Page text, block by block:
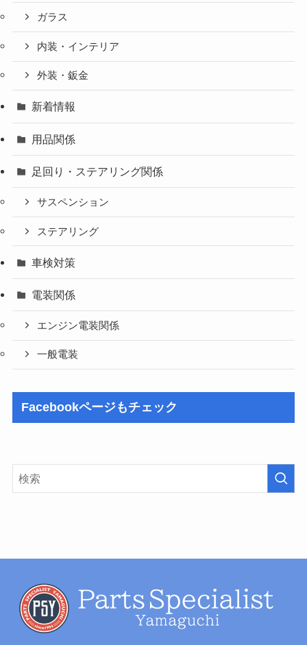
ガラス
内装・インテリア
外装・鈑金
新着情報
用品関係
足回り・ステアリング関係
サスペンション
ステアリング
車検対策
電装関係
エンジン電装関係
一般電装
Facebookページもチェック